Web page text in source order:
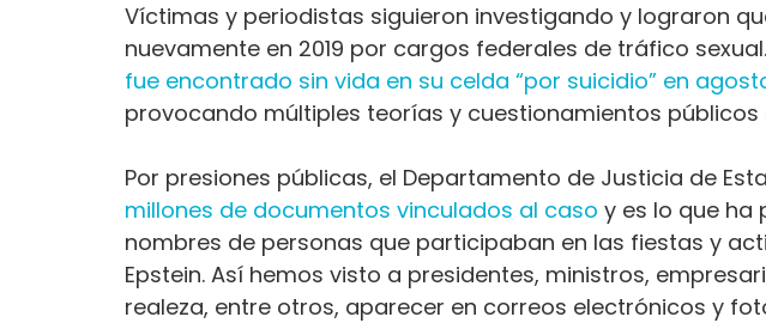
Víctimas y periodistas siguieron investigando y lograron
nuevamente en 2019 por cargos federales de tráfico
fue encontrado sin vida en su celda “por suicidio” en
provocando múltiples teorías y cuestionamientos
Por presiones públicas, el Departamento de Justicia de
millones de documentos vinculados al caso y es lo que ha
nombres de personas que participaban en las fiestas y
Epstein. Así hemos visto a presidentes, ministros,
realeza, entre otros, aparecer en correos electrónicos y